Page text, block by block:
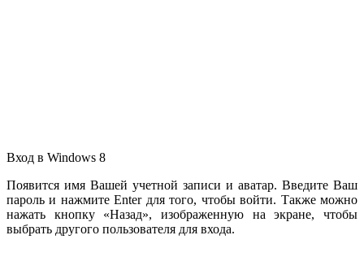
Вход в Windows 8
Появится имя Вашей учетной записи и аватар. Введите Ваш
пароль и нажмите Enter для того, чтобы войти. Также можно
нажать кнопку «Назад», изображенную на экране, чтобы
выбрать другого пользователя для входа.